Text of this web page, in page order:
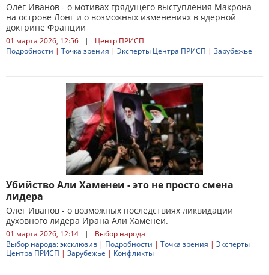
Олег Иванов - о мотивах грядущего выступления Макрона
на острове Лонг и о возможных изменениях в ядерной
доктрине Франции
01 марта 2026, 12:56 |
Центр ПРИСП
Подробности | Точка зрения | Эксперты Центра ПРИСП | Зарубежье
Убийство Али Хаменеи - это не просто смена
лидера
Олег Иванов - о возможных последствиях ликвидации
духовного лидера Ирана Али Хаменеи.
01 марта 2026, 12:14 |
Выбор народа
Выбор народа: эксклюзив | Подробности | Точка зрения | Эксперты
Центра ПРИСП | Зарубежье | Конфликты